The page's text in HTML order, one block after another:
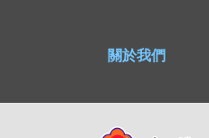
關於我們